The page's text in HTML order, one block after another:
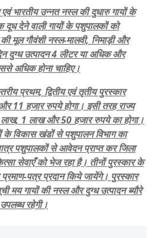
भारतीय उन्नत नस्ल की दुधारु गायों के
दूध देने वाली गायों के पशुपालकों को
मूल गौवंशी नस्ल-मालवी, निमाड़ी और
दुग्ध उत्पादन 4 लीटर या अधिक और
अधिक होना चाहिए।
प्रथम, द्वितीय एवं तृतीय पुरस्कार
11 हजार रुपये होगा। इसी तरह राज्य
1 लाख और 50 हजार रुपये का होगा।
के विकास खंडों से पशुपालन विभाग का
पशुपालकों से आवेदन प्राप्त कर जिला
सेवाएँ को भेज रहा है। तीनों पुरस्कार के
प्रमाण-पत्र प्रदान किये जायेंगे। पुरस्कार
मय गायों की नस्ल और दुग्ध उत्पादन ब्यौरे
रहेगी।